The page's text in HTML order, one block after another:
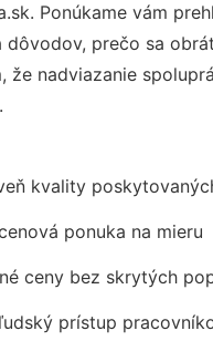
Ponúkame vám
dôvodov, prečo sa
že nadviazanie
kvality
ponuka na mieru
ceny bez skrytých
prístup